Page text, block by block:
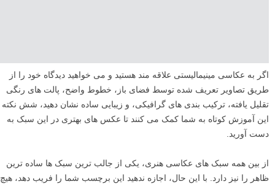
اگر به عکاسی مینیمالیستی علاقه مند هستید و می خواهید دیدگاه خود را از
طریق تصاویر تعریف شده توسط فضای باز، خطوط واضح، پالت های رنگی
تقلیل یافته، ترکیب بندی های گرافیکی، و زیبایی ساده نشان دهید، شش نکته
این آموزش کوتاه به شما کمک می کنند تا عکس های بهتری در این سبک به
دست آورید.
از بین همه سبک های عکاسی هنری، یکی از جالب ترین سبک ها ساده ترین
ظاهر را نیز دارد. با این حال، اجازه ندهید این برچسب شما را فریب دهد، هیچ